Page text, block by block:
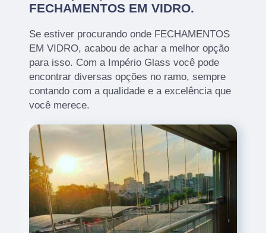
FECHAMENTOS EM VIDRO.
Se estiver procurando onde FECHAMENTOS
EM VIDRO, acabou de achar a melhor opção
para isso. Com a Império Glass você pode
encontrar diversas opções no ramo, sempre
contando com a qualidade e a excelência que
você merece.